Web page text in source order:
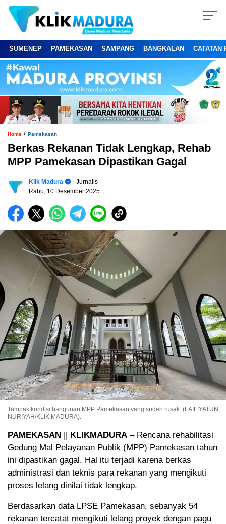
SUMENEP PAMEKASAN SAMPANG BANGKALAN CATATAN
Home / Pamekasan
Berkas Rekanan Tidak Lengkap, Rehab
MPP Pamekasan Dipastikan Gagal
Klik Madura
- Jurnalis
Rabu, 10 Desember 2025
Tampak kondisi bangunan MPP Pamekasan yang sudah rusak. (LAILIYATUN
NURIYAH/KLIK MADURA).
PAMEKASAN || KLIKMADURA – Rencana rehabilitasi
Gedung Mal Pelayanan Publik (MPP) Pamekasan tahun
ini dipastikan gagal. Hal itu terjadi karena berkas
administrasi dan teknis para rekanan yang mengikuti
proses lelang dinilai tidak lengkap.
Berdasarkan data LPSE Pamekasan, sebanyak 54
rekanan tercatat mengikuti lelang proyek dengan pagu